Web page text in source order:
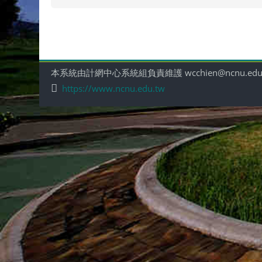
本系統由計網中心系統組負責維護
https://www.ncnu.edu.tw